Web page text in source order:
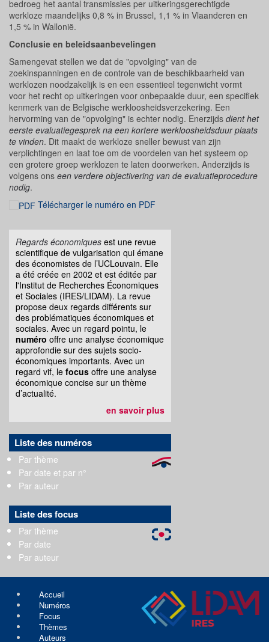
bedroeg het aantal transmissies per uitkeringsgerechtigde
werkloze maandelijks 0,8 % in Brussel, 1,1 % in Vlaanderen en
1,5 % in Wallonië.
Conclusie en beleidsaanbevelingen
Samengevat stellen we dat de "opvolging" van de
zoekinspanningen en de controle van de beschikbaarheid van
werklozen noodzakelijk is en een essentieel tegenwicht vormt
voor het recht op uitkeringen voor onbepaalde duur, een specifiek
kenmerk van de Belgische werkloosheidsverzekering. Een
hervorming van de "opvolging" is echter nodig. Enerzijds dient het
eerste evaluatiegesprek na een kortere werkloosheidsduur plaats
te vinden. Dit maakt de werkloze sneller bewust van zijn
verplichtingen en laat toe om de voordelen van het systeem op
een grotere groep werklozen te laten doorwerken. Anderzijds is
volgens ons een verdere objectivering van de evaluatieprocedure
nodig.
Télécharger le numéro en PDF
Regards économiques est une revue
scientifique de vulgarisation qui émane
des économistes de l’UCLouvain. Elle
a été créée en 2002 et est éditée par
l'Institut de Recherches Économiques
et Sociales (IRES/LIDAM). La revue
propose deux regards différents sur
des problématiques économiques et
sociales. Avec un regard pointu, le
numéro offre une analyse économique
approfondie sur des sujets socio-
économiques importants. Avec un
regard vif, le focus offre une analyse
économique concise sur un thème
d’actualité.
en savoir plus
Liste des numéros
Par thème
Par date et par n°
Par auteur
Liste des focus
Par thème
Par date
Par auteur
Accueil
Numéros
Focus
Thèmes
Auteurs